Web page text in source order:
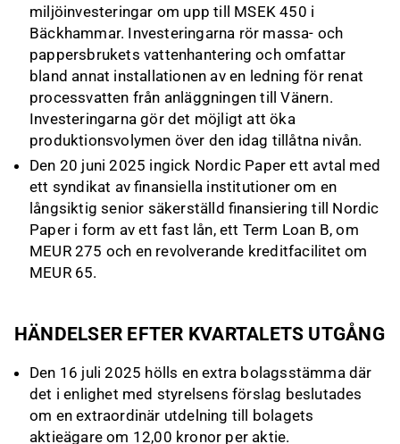
miljöinvesteringar om upp till MSEK 450 i
Bäckhammar. Investeringarna rör massa- och
pappersbrukets vattenhantering och omfattar
bland annat installationen av en ledning för renat
processvatten från anläggningen till Vänern.
Investeringarna gör det möjligt att öka
produktionsvolymen över den idag tillåtna nivån.
Den 20 juni 2025 ingick Nordic Paper ett avtal med
ett syndikat av finansiella institutioner om en
långsiktig senior säkerställd finansiering till Nordic
Paper i form av ett fast lån, ett Term Loan B, om
MEUR 275 och en revolverande kreditfacilitet om
MEUR 65.
HÄNDELSER EFTER KVARTALETS UTGÅNG
Den 16 juli 2025 hölls en extra bolagsstämma där
det i enlighet med styrelsens förslag beslutades
om en extraordinär utdelning till bolagets
aktieägare om 12,00 kronor per aktie.